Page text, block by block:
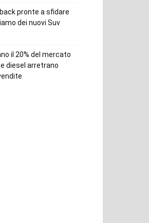
pronte a sfidare
dei nuovi Suv
il 20% del mercato
diesel arretrano